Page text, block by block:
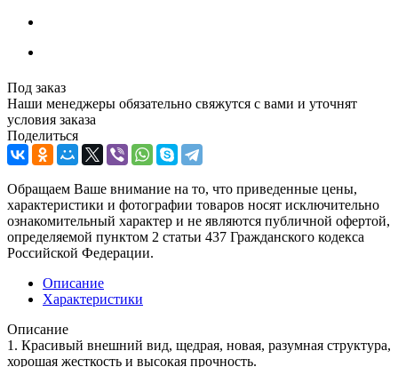
Под заказ
Наши менеджеры обязательно свяжутся с вами и уточнят
условия заказа
Поделиться
Обращаем Ваше внимание на то, что приведенные цены,
характеристики и фотографии товаров носят исключительно
ознакомительный характер и не являются публичной офертой,
определяемой пунктом 2 статьи 437 Гражданского кодекса
Российской Федерации.
Описание
Характеристики
Описание
1. Красивый внешний вид, щедрая, новая, разумная структура,
хорошая жесткость и высокая прочность.